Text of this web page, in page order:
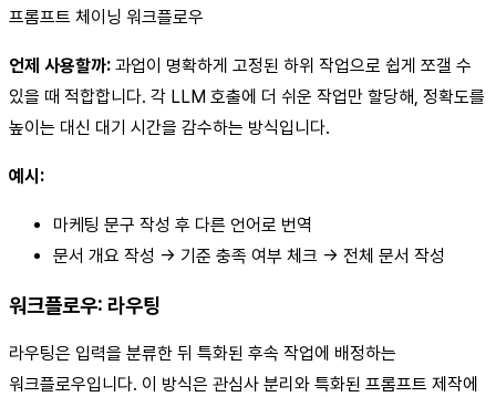
프롬프트 체이닝 워크플로우
언제 사용할까: 과업이 명확하게 고정된 하위 작업으로 쉽게 쪼갤 수
있을 때 적합합니다. 각 LLM 호출에 더 쉬운 작업만 할당해, 정확도를
높이는 대신 대기 시간을 감수하는 방식입니다.
예시:
마케팅 문구 작성 후 다른 언어로 번역
문서 개요 작성 → 기준 충족 여부 체크 → 전체 문서 작성
워크플로우: 라우팅
라우팅은 입력을 분류한 뒤 특화된 후속 작업에 배정하는
워크플로우입니다. 이 방식은 관심사 분리와 특화된 프롬프트 제작에